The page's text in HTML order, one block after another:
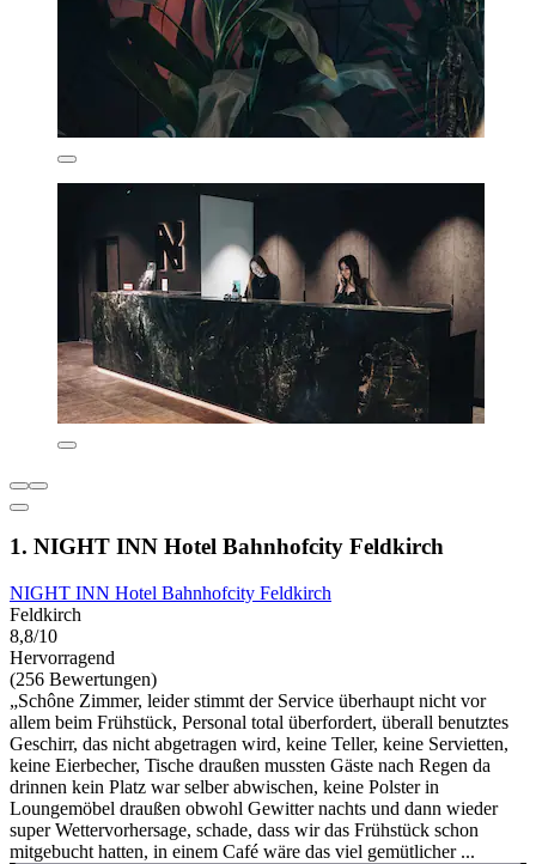
1. NIGHT INN Hotel Bahnhofcity Feldkirch
NIGHT INN Hotel Bahnhofcity Feldkirch
Feldkirch
8,8/10
Hervorragend
(256 Bewertungen)
„Schône Zimmer, leider stimmt der Service überhaupt nicht vor
allem beim Frühstück, Personal total überfordert, überall benutztes
Geschirr, das nicht abgetragen wird, keine Teller, keine Servietten,
keine Eierbecher, Tische draußen mussten Gäste nach Regen da
drinnen kein Platz war selber abwischen, keine Polster in
Loungemöbel draußen obwohl Gewitter nachts und dann wieder
super Wettervorhersage, schade, dass wir das Frühstück schon
mitgebucht hatten, in einem Café wäre das viel gemütlicher ...